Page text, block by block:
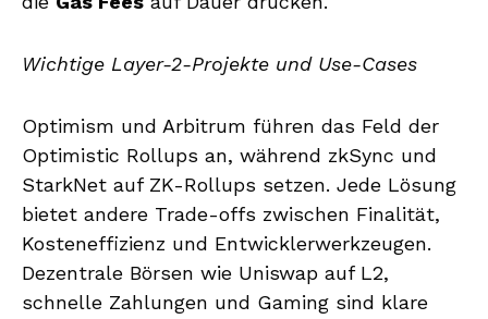
Wichtige Layer-2-Projekte und Use-Cases
Optimism und Arbitrum führen das Feld der
Optimistic Rollups an, während zkSync und
StarkNet auf ZK-Rollups setzen. Jede Lösung
bietet andere Trade-offs zwischen Finalität,
Kosteneffizienz und Entwicklerwerkzeugen.
Dezentrale Börsen wie Uniswap auf L2,
schnelle Zahlungen und Gaming sind klare